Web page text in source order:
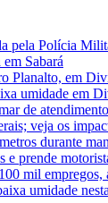
pela Polícia
Sabará
Planalto, em
umidade em
de
veja os
durante
e prende
mil empregos,
umidade